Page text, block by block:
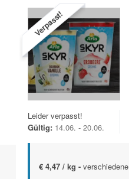
Verpasst!
Leider verpasst!
Gültig: 14.06. - 20.06.
€ 4,47 / kg -